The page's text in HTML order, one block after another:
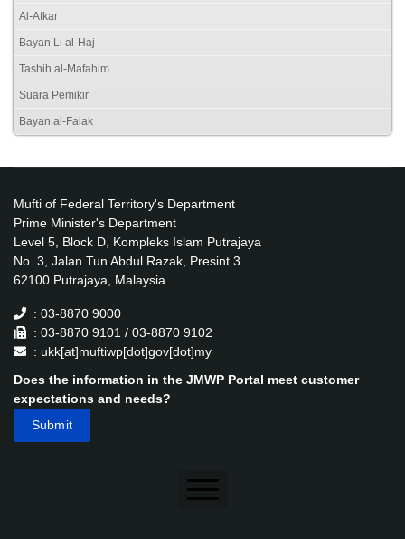
Al-Afkar
Bayan Li al-Haj
Tashih al-Mafahim
Suara Pemikir
Bayan al-Falak
Mufti of Federal Territory's Department
Prime Minister's Department
Level 5, Block D, Kompleks Islam Putrajaya
No. 3, Jalan Tun Abdul Razak, Presint 3
62100 Putrajaya, Malaysia.
: 03-8870 9000
: 03-8870 9101 / 03-8870 9102
: ukk[at]muftiwp[dot]gov[dot]my
Does the information in the JMWP Portal meet customer
expectations and needs?
Disclaimer